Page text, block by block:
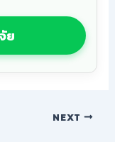
ย
NEXT